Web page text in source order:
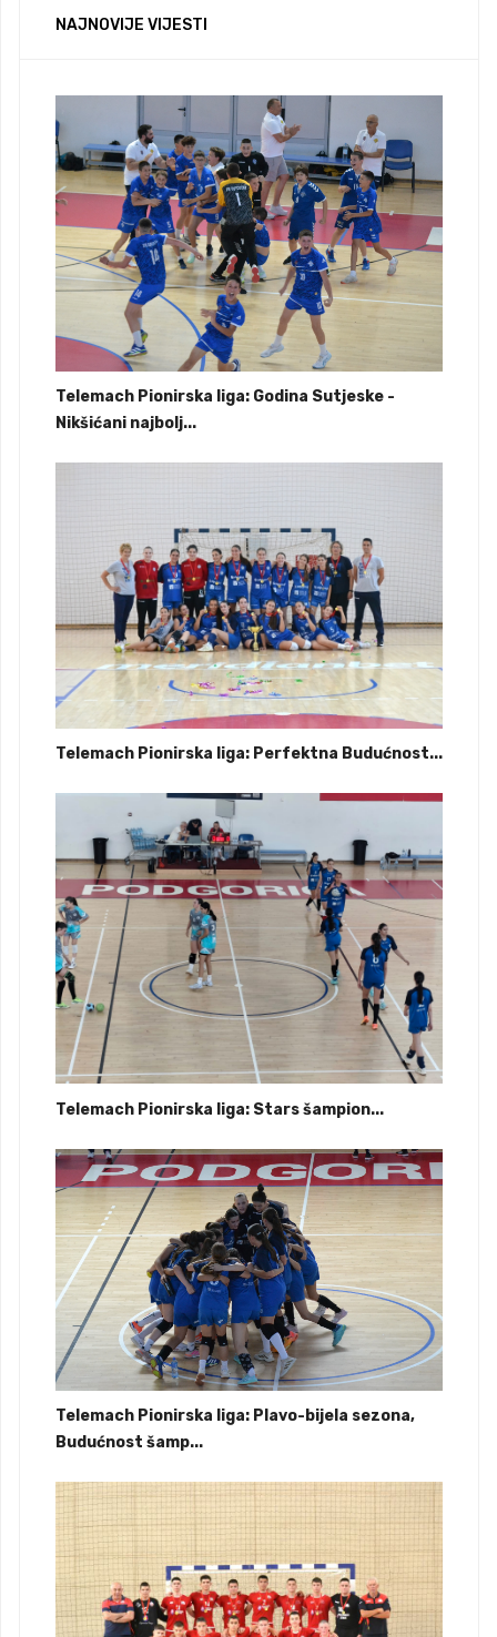
NAJNOVIJE VIJESTI
Telemach Pionirska liga: Godina Sutjeske -
Nikšićani najbolj...
Telemach Pionirska liga: Perfektna Budućnost...
Telemach Pionirska liga: Stars šampion...
Telemach Pionirska liga: Plavo-bijela sezona,
Budućnost šamp...